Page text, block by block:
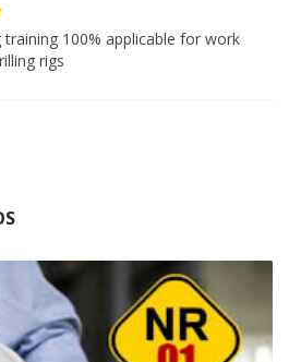
training 100% applicable for work
rigs